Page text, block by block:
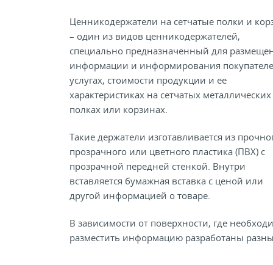
Ценникодержатели на сетчатые полки и
– один из видов ценникодержателей,
специально предназначенный для
информации и информирования
услугах, стоимости продукции и ее
характеристиках на сетчатых металлических
полках или корзинах.
Такие держатели изготавливается из
прозрачного или цветного пластика (ПВХ) с
прозрачной передней стенкой. Внутри
вставляется бумажная вставка с ценой или
другой информацией о товаре.
В зависимости от поверхности, где
разместить информацию разработаны